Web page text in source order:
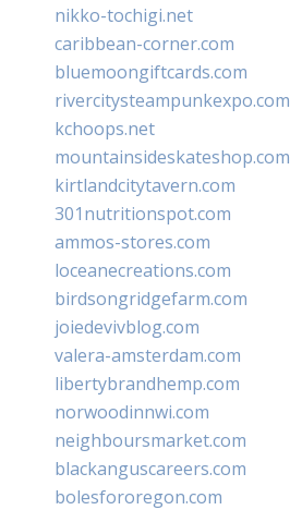
nikko-tochigi.net
caribbean-corner.com
bluemoongiftcards.com
rivercitysteampunkexpo.com
kchoops.net
mountainsideskateshop.com
kirtlandcitytavern.com
301nutritionspot.com
ammos-stores.com
loceanecreations.com
birdsongridgefarm.com
joiedevivblog.com
valera-amsterdam.com
libertybrandhemp.com
norwoodinnwi.com
neighboursmarket.com
blackanguscareers.com
bolesfororegon.com